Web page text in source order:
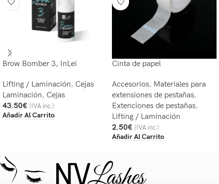
Brow Bomber 3, InLei
Lifting / Laminación, Cejas
Laminación, Cejas
43.50€ (IVA inc.)
Añadir Al Carrito
Cinta de papel
Accesorios, Materiales para
extensiones de pestañas,
Extenciones de pestañas,
Lifting / Laminación
2.50€ (IVA inc.)
Añadir Al Carrito